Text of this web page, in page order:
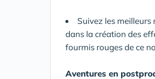
Suivez les
dans la création des
fourmis rouges de ce
Aventures en